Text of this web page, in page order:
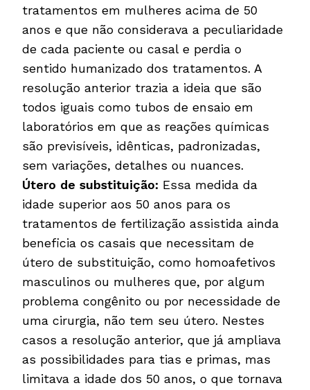
tratamentos em mulheres acima de 50
anos e que não considerava a peculiaridade
de cada paciente ou casal e perdia o
sentido humanizado dos tratamentos. A
resolução anterior trazia a ideia que são
todos iguais como tubos de ensaio em
laboratórios em que as reações químicas
são previsíveis, idênticas, padronizadas,
sem variações, detalhes ou nuances.
Útero de substituição: Essa medida da
idade superior aos 50 anos para os
tratamentos de fertilização assistida ainda
beneficia os casais que necessitam de
útero de substituição, como homoafetivos
masculinos ou mulheres que, por algum
problema congênito ou por necessidade de
uma cirurgia, não tem seu útero. Nestes
casos a resolução anterior, que já ampliava
as possibilidades para tias e primas, mas
limitava a idade dos 50 anos, o que tornava